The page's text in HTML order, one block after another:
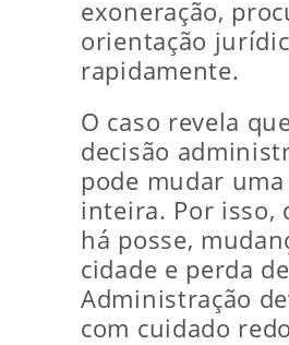
exoneração,
orientação
rapidamente.
O caso revela
decisão
pode mudar
inteira. Por isso,
há posse,
cidade e perda
Administração
com cuidado